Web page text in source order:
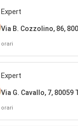
Expert
Via B. Cozzolino, 86,
orari
Expert
Via G. Cavallo, 7, 80059
orari